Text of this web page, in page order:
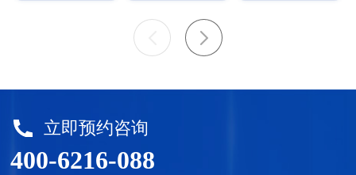
立即预约咨询
400-6216-088